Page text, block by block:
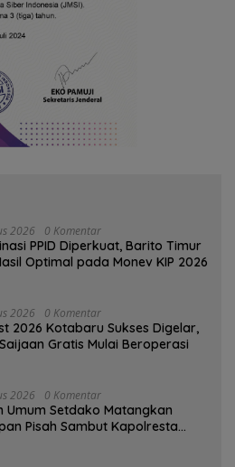
2026 0 Komentar
PPID Diperkuat, Barito Timur
Optimal pada Monev KIP 2026
2026 0 Komentar
2026 Kotabaru Sukses Digelar,
Gratis Mulai Beroperasi
2026 0 Komentar
Umum Setdako Matangkan
Pisah Sambut Kapolresta